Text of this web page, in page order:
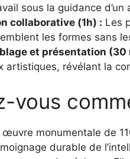
sous la guidance d’un
collaborative (1h) : Les
les formes sans
et présentation (30
artistiques, révélant la
vous
monumentale de
durable de